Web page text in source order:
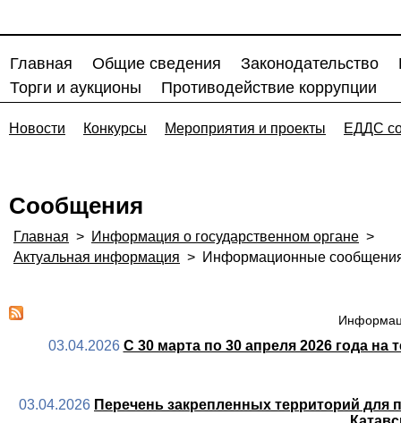
Главная Общие сведения Законодательство
Торги и аукционы
Противодействие коррупции
Новости Конкурсы Мероприятия и проекты ЕДДС
Сообщения
Главная > Информация о государственном органе >
Актуальная информация > Информационные
03.04.2026 С 30 марта по 30 апреля 2026 года на
03.04.2026 Перечень закрепленных территорий для